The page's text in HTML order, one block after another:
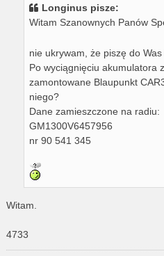
Longinus pisze:
Witam Szanownych Panów
nie ukrywam, że piszę do
Po wyciągnięciu akumulatora
zamontowane Blaupunkt
niego?
Dane zamieszczone na radiu:
GM1300V6457956
nr 90 541 345
Witam.
4733